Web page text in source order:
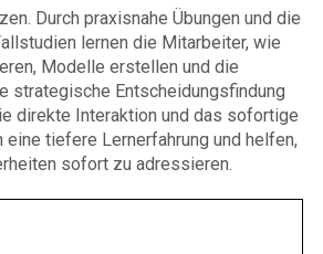
Durch praxisnahe Übungen und die
lernen die Mitarbeiter, wie
Modelle erstellen und die
strategische Entscheidungsfindung
direkte Interaktion und das sofortige
eine tiefere Lernerfahrung und helfen,
sofort zu adressieren.